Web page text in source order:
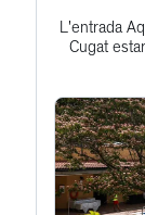
L'entrada
Cugat